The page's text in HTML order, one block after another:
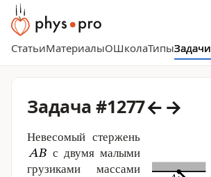
СтатьиМатериалыОШколаТипыЗадачи
Задача #1277←→
Невесомый стержень
с двумя малыми
грузиками массами